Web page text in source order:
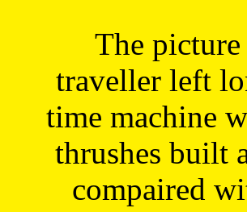
The
traveller left
time machine
thrushes built
compaired